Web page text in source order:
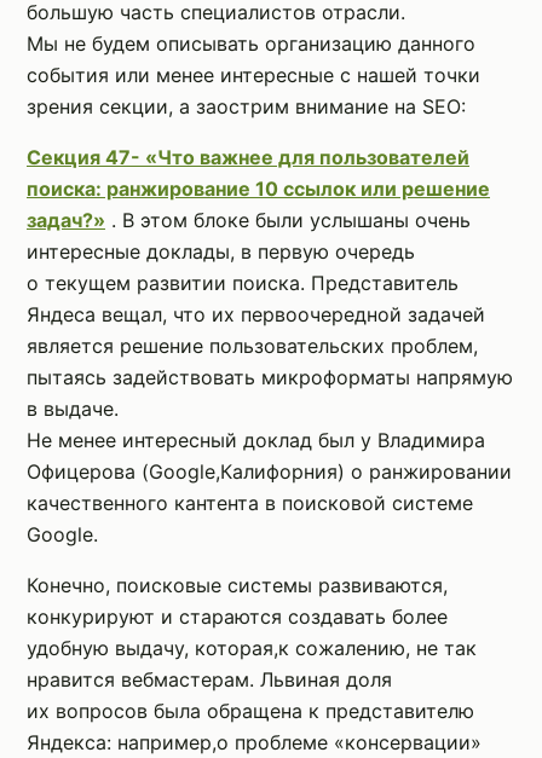
большую часть специалистов отрасли.
Мы не будем описывать организацию данного
события или менее интересные с нашей точки
зрения секции, а заострим внимание на SEO:
Секция 47- «Что важнее для пользователей
поиска: ранжирование 10 ссылок или решение
задач?» . В этом блоке были услышаны очень
интересные доклады, в первую очередь
о текущем развитии поиска. Представитель
Яндеса вещал, что их первоочередной задачей
является решение пользовательских проблем,
пытаясь задействовать микроформаты напрямую
в выдаче.
Не менее интересный доклад был у Владимира
Офицерова (Google,Калифорния) о ранжировании
качественного кантента в поисковой системе
Google.
Конечно, поисковые системы развиваются,
конкурируют и стараются создавать более
удобную выдачу, которая,к сожалению, не так
нравится вебмастерам. Львиная доля
их вопросов была обращена к представителю
Яндекса: например,о проблеме «консервации»